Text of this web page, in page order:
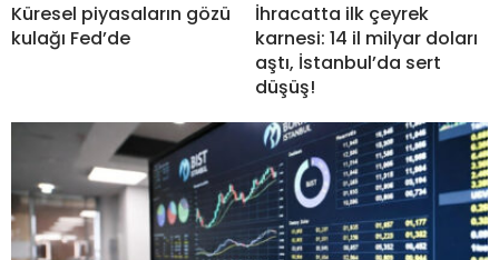
Küresel piyasaların gözü
kulağı Fed’de
İhracatta ilk çeyrek
karnesi: 14 il milyar doları
aştı, İstanbul’da sert
düşüş!